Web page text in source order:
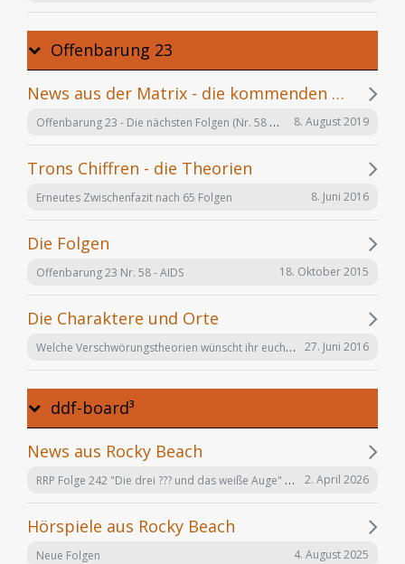
Offenbarung 23
News aus der Matrix - die kommenden Folgen
Offenbarung 23 - Die nächsten Folgen (Nr. 58 bis X) 8. August 2019
Trons Chiffren - die Theorien
Erneutes Zwischenfazit nach 65 Folgen 8. Juni 2016
Die Folgen
Offenbarung 23 Nr. 58 - AIDS 18. Oktober 2015
Die Charaktere und Orte
Welche Verschwörungstheorien wünscht ihr euch noch in der Serie "Offenbarung 23"? 27. Juni 2016
ddf-board³
News aus Rocky Beach
RRP Folge 242 "Die drei ??? und das weiße Auge" am 02.12. in Karlsruhe 2. April 2026
Hörspiele aus Rocky Beach
Neue Folgen 4. August 2025